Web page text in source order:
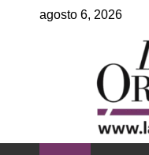
agosto 6, 2026